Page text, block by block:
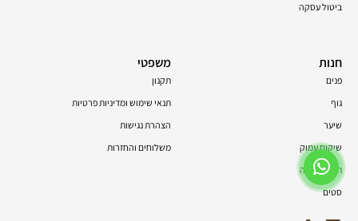
ביטול עסקה
חנות
פנים
גוף
שיער
שיקום עמוק
תוספי תזונה
סטים
משפטי
תקנון
תנאי שימוש ומדיניות פרטיות
הצהרת נגישות
משלוחים והחזרות